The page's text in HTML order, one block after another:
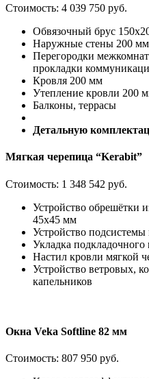
Стоимость: 4 039 750 руб.
Обвязочный брус
Наружные стены 200 мм
Перегородки
прокладки
Кровля 200 мм
Утепление кровли 200
Балконы, террасы
Детальную
Мягкая черепица “Kerabit”
Стоимость: 1 348 542 руб.
Устройство обрешётки
45х45 мм
Устройство
Укладка подкладочного
Настил кровли мягкой
Устройство ветровых,
капельников
Окна Veka Softline 82 мм
Стоимость: 807 950 руб.